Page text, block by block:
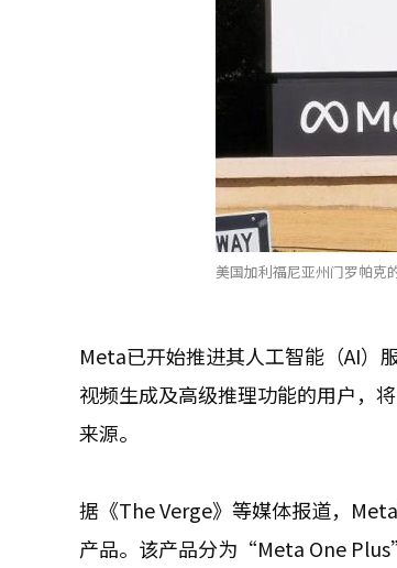
美国加利福尼亚州门罗帕克
Meta已开始推进其人工智能（AI）
视频生成及高级推理功能的用户，
来源。
据《The Verge》等媒体报道，
产品。该产品分为“Meta One